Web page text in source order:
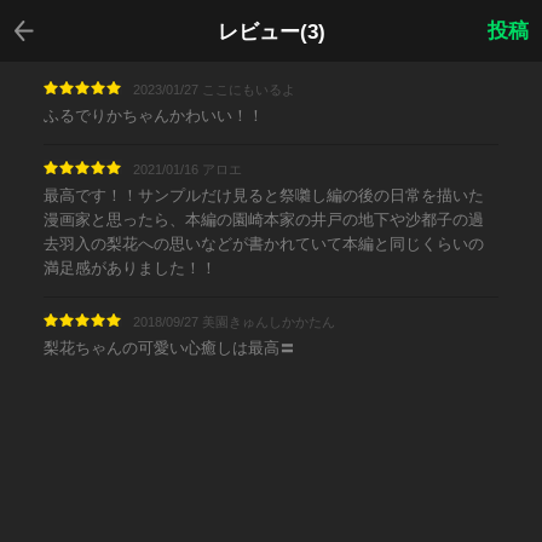
レビュー(3)
戻る
投稿
2023/01/27 ここにもいるよ
ふるでりかちゃんかわいい！！
2021/01/16 アロエ
最高です！！サンプルだけ見ると祭囃し編の後の日常を描いた
漫画家と思ったら、本編の園崎本家の井戸の地下や沙都子の過
去羽入の梨花への思いなどが書かれていて本編と同じくらいの
満足感がありました！！
2018/09/27 美園きゅんしかかたん
梨花ちゃんの可愛い心癒しは最高〓